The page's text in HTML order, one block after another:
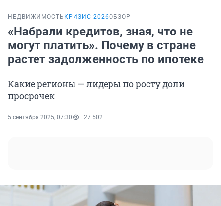
НЕДВИЖИМОСТЬ КРИЗИС-2026ОБЗОР
«Набрали кредитов, зная, что не
могут платить». Почему в стране
растет задолженность по ипотеке
Какие регионы — лидеры по росту доли
просрочек
5 сентября 2025, 07:30 27 502